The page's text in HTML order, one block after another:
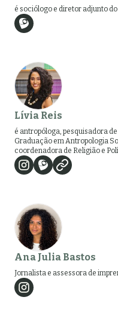
é sociólogo e diretor adjunto do
Lívia Reis
é antropóloga, pesquisadora
Graduação em Antropologia
coordenadora de Religião e
Ana Julia Bastos
Jornalista e assessora de